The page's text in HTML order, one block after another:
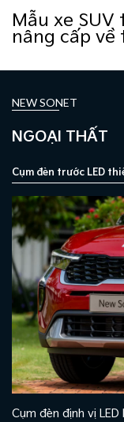
Mẫu xe
nâng cấp về
NEW SONET
NGOẠI THẤT
Cụm đèn trước LED
Cụm đèn định vị